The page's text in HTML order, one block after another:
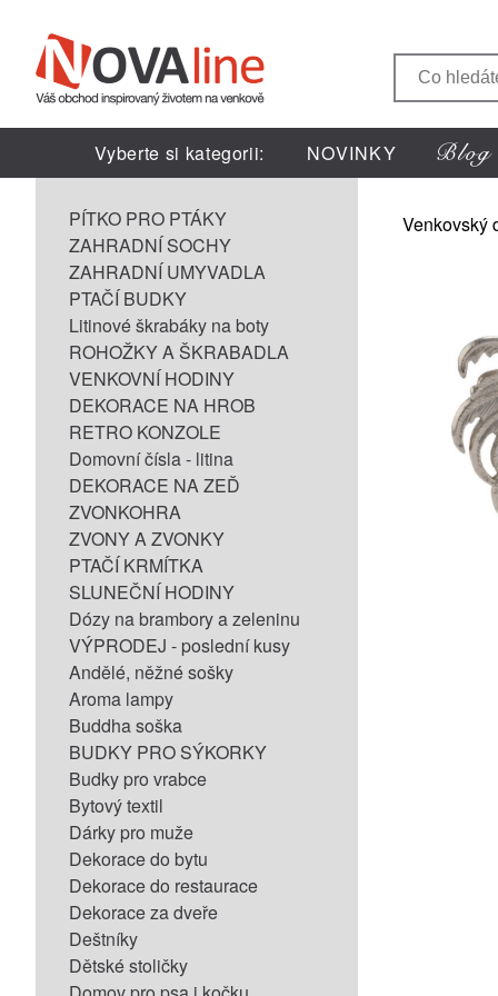
Vyberte si kategorii: NOVINKY
PÍTKO PRO PTÁKY
ZAHRADNÍ SOCHY
ZAHRADNÍ UMYVADLA
PTAČÍ BUDKY
Litinové škrabáky na boty
ROHOŽKY A ŠKRABADLA
VENKOVNÍ HODINY
DEKORACE NA HROB
RETRO KONZOLE
Domovní čísla - litina
DEKORACE NA ZEĎ
ZVONKOHRA
ZVONY A ZVONKY
PTAČÍ KRMÍTKA
SLUNEČNÍ HODINY
Dózy na brambory a zeleninu
VÝPRODEJ - poslední kusy
Andělé, něžné sošky
Aroma lampy
Buddha soška
BUDKY PRO SÝKORKY
Budky pro vrabce
Bytový textil
Dárky pro muže
Dekorace do bytu
Dekorace do restaurace
Dekorace za dveře
Deštníky
Dětské stoličky
Venkovský